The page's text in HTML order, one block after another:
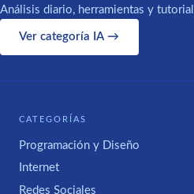
Análisis diario, herramientas y
Ver categoría IA →
CATEGORÍAS
Programación y Diseño
Internet
Redes Sociales